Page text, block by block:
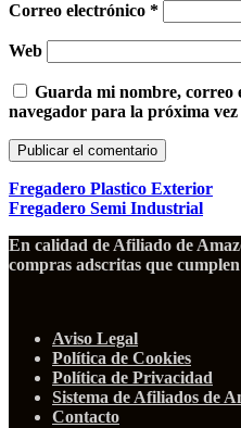
Correo electrónico *
Web
Guarda mi nombre, correo
navegador para la próxima vez
Fregadero Plastico Exterior
Fregadero Semi Industrial
En calidad de Afiliado de
compras adscritas que
Aviso Legal
Política de Cookies
Política de Privacidad
Sistema de Afiliados de
Contacto